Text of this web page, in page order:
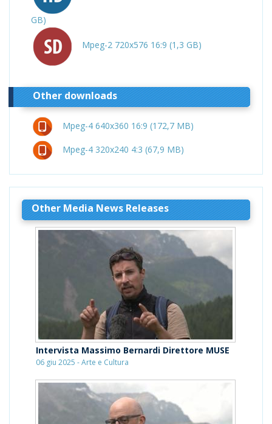
GB)
Mpeg-2 720x576 16:9 (1,3 GB)
Other downloads
Mpeg-4 640x360 16:9 (172,7 MB)
Mpeg-4 320x240 4:3 (67,9 MB)
Other Media News Releases
Intervista Massimo Bernardi Direttore MUSE
06 giu 2025 - Arte e Cultura